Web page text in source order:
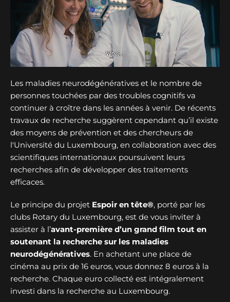
Les maladies neurodégénératives et le nombre de
personnes touchées par des troubles cognitifs va
continuer à croître dans les années à venir. De récents
travaux de recherche suggèrent cependant qu’il existe
des moyens de prévention et des chercheurs de
l'Université du Luxembourg, en collaboration avec des
scientifiques internationaux poursuivent leurs
recherches afin de développer des traitements
efficaces.
Le principe du projet Espoir en tête®, porté par les
clubs Rotary du Luxembourg, est de vous inviter à
assister à l’avant-première d’un grand film tout en
soutenant la recherche sur les maladies
neurodégénératives. En achetant une place de
cinéma au prix de 16 euros, vous donnez 8 euros à la
recherche. Chaque euro collecté est intégralement
investi dans la recherche au Luxembourg.